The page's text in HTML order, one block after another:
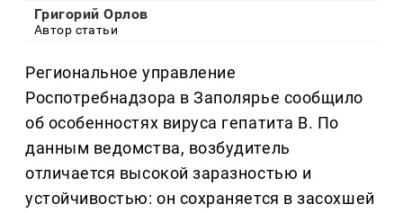
Григорий Орлов
Автор статьи
Региональное управление
Роспотребнадзора в Заполярье сообщило
об особенностях вируса гепатита B. По
данным ведомства, возбудитель
отличается высокой заразностью и
устойчивостью: он сохраняется в засохшей